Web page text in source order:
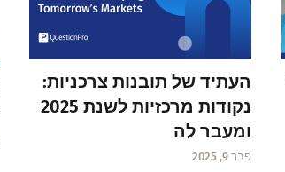
העתיד של תובנות צרכניות:
נקודות מרכזיות לשנת 2025
ומעבר לה
פבר 9, 2025